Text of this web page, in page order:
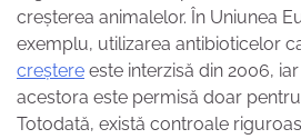
creșterea animalelor. În Uniunea
exemplu, utilizarea antibioticelor
creștere este interzisă din 2006,
acestora este permisă doar
Totodată, există controale